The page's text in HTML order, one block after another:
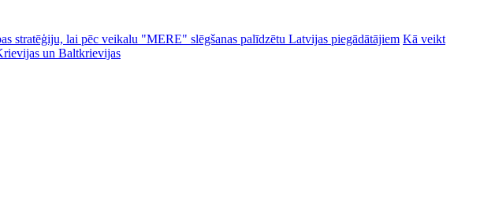
stratēģiju, lai pēc veikalu "MERE" slēgšanas palīdzētu Latvijas piegādātājiem Kā veikt
un Baltkrievijas